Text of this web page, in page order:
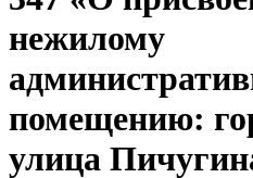
нежилому
помещению:
улица